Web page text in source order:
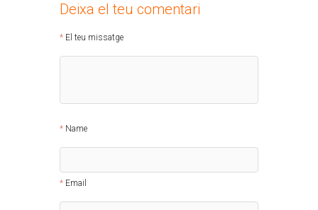
Deixa el teu comentari
El teu missatge
Name
Email